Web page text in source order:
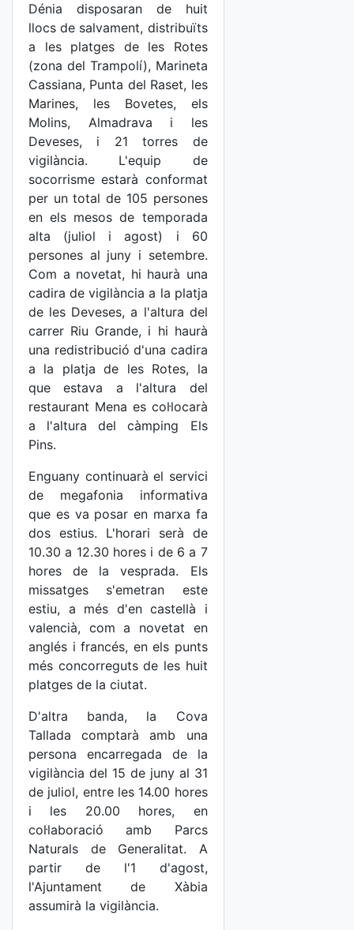
Dénia disposaran de huit
llocs de salvament, distribuïts
a les platges de les Rotes
(zona del Trampolí), Marineta
Cassiana, Punta del Raset, les
Marines, les Bovetes, els
Molins, Almadrava i les
Deveses, i 21 torres de
vigilància. L'equip de
socorrisme estarà conformat
per un total de 105 persones
en els mesos de temporada
alta (juliol i agost) i 60
persones al juny i setembre.
Com a novetat, hi haurà una
cadira de vigilància a la platja
de les Deveses, a l'altura del
carrer Riu Grande, i hi haurà
una redistribució d'una cadira
a la platja de les Rotes, la
que estava a l'altura del
restaurant Mena es col·locarà
a l'altura del càmping Els
Pins.
Enguany continuarà el servici
de megafonia informativa
que es va posar en marxa fa
dos estius. L'horari serà de
10.30 a 12.30 hores i de 6 a 7
hores de la vesprada. Els
missatges s'emetran este
estiu, a més d'en castellà i
valencià, com a novetat en
anglés i francés, en els punts
més concorreguts de les huit
platges de la ciutat.
D'altra banda, la Cova
Tallada comptarà amb una
persona encarregada de la
vigilància del 15 de juny al 31
de juliol, entre les 14.00 hores
i les 20.00 hores, en
col·laboració amb Parcs
Naturals de Generalitat. A
partir de l'1 d'agost,
l'Ajuntament de Xàbia
assumirà la vigilància.